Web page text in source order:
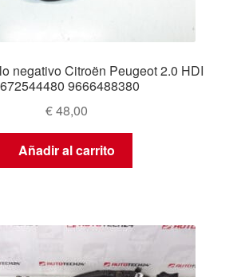
negativo Citroën Peugeot 2.0 HDI
9666488380
€48,00
Añadir al carrito